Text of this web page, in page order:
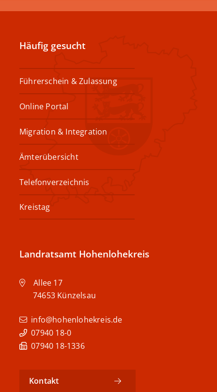
Häufig gesucht
Führerschein & Zulassung
Online Portal
Migration & Integration
Ämterübersicht
Telefonverzeichnis
Kreistag
Landratsamt Hohenlohekreis
Allee 17
74653 Künzelsau
info@hohenlohekreis.de
07940 18-0
07940 18-1336
Kontakt